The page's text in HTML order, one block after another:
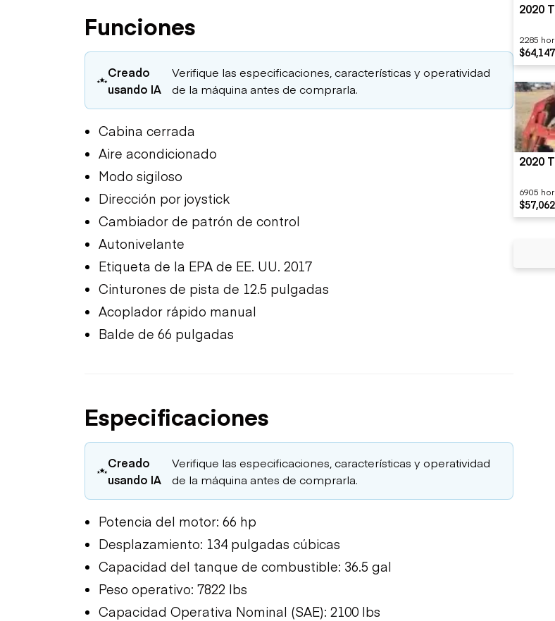
Funciones
Creado
usando IA
Verifique las especificaciones, características y operatividad
de la máquina antes de comprarla.
Cabina cerrada
Aire acondicionado
Modo sigiloso
Dirección por joystick
Cambiador de patrón de control
Autonivelante
Etiqueta de la EPA de EE. UU. 2017
Cinturones de pista de 12.5 pulgadas
Acoplador rápido manual
Balde de 66 pulgadas
Especificaciones
Creado
usando IA
Verifique las especificaciones, características y operatividad
de la máquina antes de comprarla.
Potencia del motor: 66 hp
Desplazamiento: 134 pulgadas cúbicas
Capacidad del tanque de combustible: 36.5 gal
Peso operativo: 7822 lbs
Capacidad Operativa Nominal (SAE): 2100 lbs
2020
2285
$64,147
2020
6905
$57,062